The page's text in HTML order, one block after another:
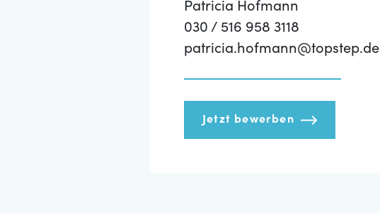
Patricia Hofmann
030 / 516 958 3118
patricia.hofmann@topstep.de
Jetzt bewerben